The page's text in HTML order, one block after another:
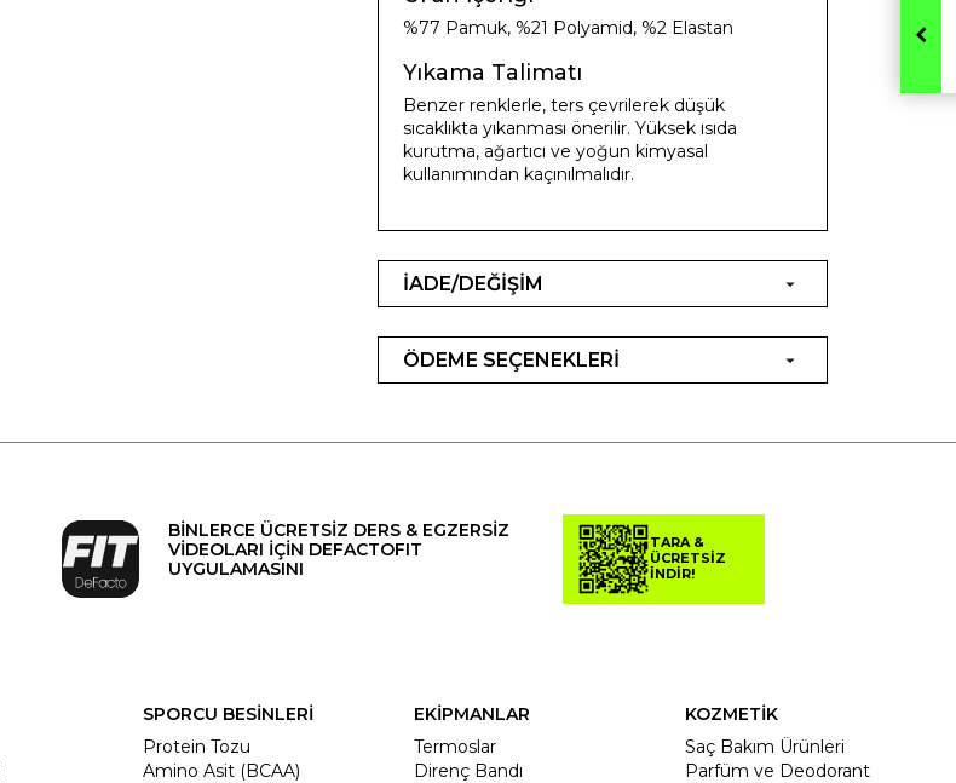
%77 Pamuk, %21 Polyamid, %2 Elastan
Yıkama Talimatı
Benzer renklerle, ters çevrilerek düşük
sıcaklıkta yıkanması önerilir. Yüksek ısıda
kurutma, ağartıcı ve yoğun kimyasal
kullanımından kaçınılmalıdır.
İADE/DEĞİŞİM
ÖDEME SEÇENEKLERİ
BİNLERCE ÜCRETSİZ DERS & EGZERSİZ
VİDEOLARI İÇİN DEFACTOFIT
UYGULAMASINI
TARA &
ÜCRETSİZ
İNDİR!
SPORCU BESİNLERİ
Protein Tozu
Amino Asit (BCAA)
EKİPMANLAR
Termoslar
Direnç Bandı
KOZMETİK
Saç Bakım Ürünleri
Parfüm ve Deodorant